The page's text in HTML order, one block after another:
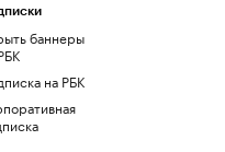
баннеры
на РБК